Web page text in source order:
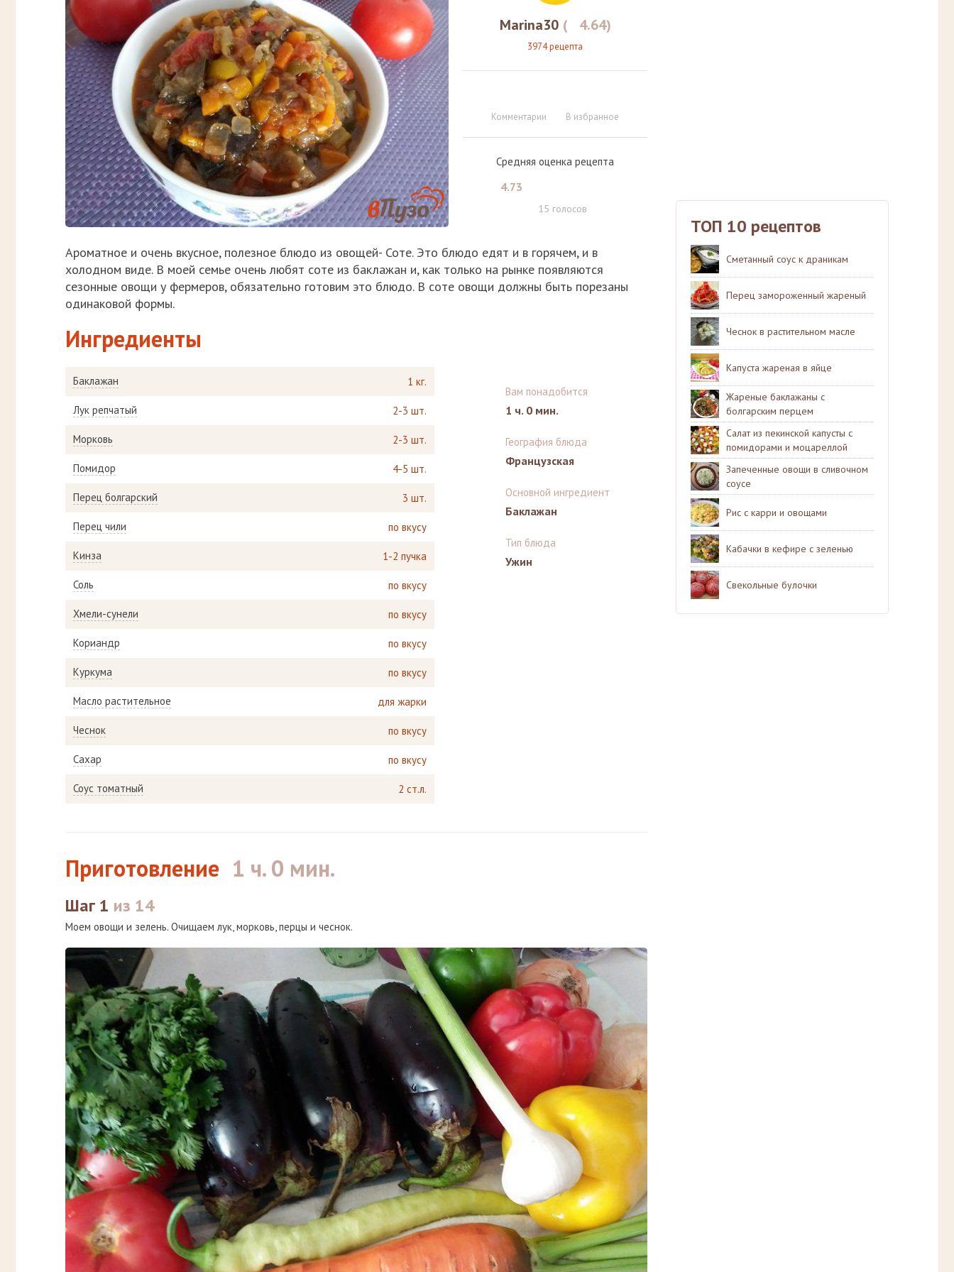
Marina30 ( 4.64)
3974 рецепта
Комментарии В избранное
Средняя оценка рецепта
4.73
15 голосов
Ароматное и очень вкусное, полезное блюдо из овощей- Соте. Это блюдо едят и в горячем, и в
холодном виде. В моей семье очень любят соте из баклажан и, как только на рынке появляются
сезонные овощи у фермеров, обязательно готовим это блюдо. В соте овощи должны быть порезаны
одинаковой формы.
Ингредиенты
Баклажан 1 кг.
Лук репчатый 2-3 шт.
Морковь 2-3 шт.
Помидор 4-5 шт.
Перец болгарский 3 шт.
Перец чили по вкусу
Кинза 1-2 пучка
Соль по вкусу
Хмели-сунели по вкусу
Кориандр по вкусу
Куркума по вкусу
Масло растительное для жарки
Чеснок по вкусу
Сахар по вкусу
Соус томатный 2 ст.л.
Вам понадобится
1 ч. 0 мин.
География блюда
Французская
Основной ингредиент
Баклажан
Тип блюда
Ужин
Приготовление 1 ч. 0 мин.
Шаг 1 из 14
Моем овощи и зелень. Очищаем лук, морковь, перцы и чеснок.
ТОП 10 рецептов
Сметанный соус к драникам
Перец замороженный жареный
Чеснок в растительном масле
Капуста жареная в яйце
Жареные баклажаны с
болгарским перцем
Салат из пекинской капусты с
помидорами и моцареллой
Запеченные овощи в сливочном
соусе
Рис с карри и овощами
Кабачки в кефире с зеленью
Свекольные булочки